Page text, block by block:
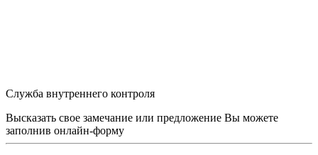
Служба внутреннего контроля
Высказать свое замечание или предложение Вы можете
заполнив онлайн-форму